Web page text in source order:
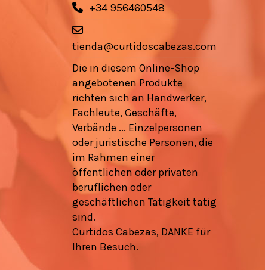
+34 956460548
tienda@curtidoscabezas.com
Die in diesem Online-Shop
angebotenen Produkte
richten sich an Handwerker,
Fachleute, Geschäfte,
Verbände ... Einzelpersonen
oder juristische Personen, die
im Rahmen einer
öffentlichen oder privaten
beruflichen oder
geschäftlichen Tätigkeit tätig
sind.
Curtidos Cabezas, DANKE für
Ihren Besuch.